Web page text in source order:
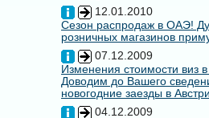
12.01.2010
Сезон распродаж в ОАЭ!
розничных магазинов
07.12.2009
Изменения стоимости виз
Доводим до Вашего
новогодние заезды в
04.12.2009